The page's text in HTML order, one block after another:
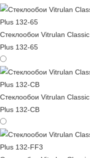
Стеклообои Vitrulan Classic
Plus 132-65
Стеклообои Vitrulan Classic
Plus 132-CB